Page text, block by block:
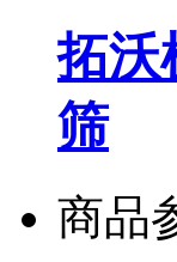
拓沃
筛
商品